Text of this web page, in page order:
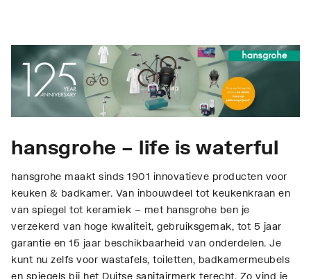
hansgrohe – life is waterful
hansgrohe maakt sinds 1901 innovatieve producten voor
keuken & badkamer. Van inbouwdeel tot keukenkraan en
van spiegel tot keramiek – met hansgrohe ben je
verzekerd van hoge kwaliteit, gebruiksgemak, tot 5 jaar
garantie en 15 jaar beschikbaarheid van onderdelen. Je
kunt nu zelfs voor wastafels, toiletten, badkamermeubels
en spiegels bij het Duitse sanitairmerk terecht. Zo vind je